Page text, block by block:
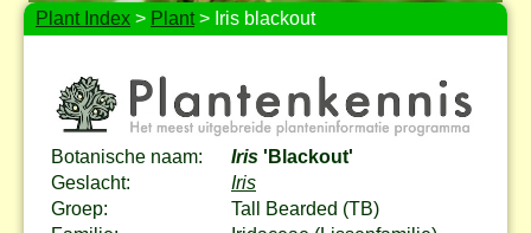
Plant Index > Plant> Iris blackout
Botanische naam: Iris 'Blackout'
Geslacht:
Iris
Groep:
Tall Bearded (TB)